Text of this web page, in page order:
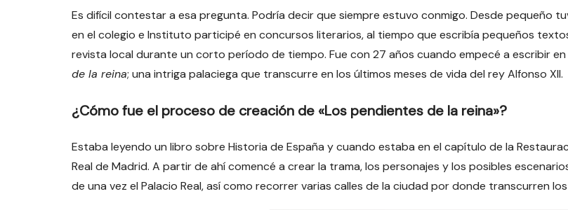
Es difícil contestar a esa pregunta. Podría decir que siempre estuvo conmigo. Desde pequeño
en el colegio e Instituto participé en concursos literarios, al tiempo que escribía pequeños
revista local durante un corto período de tiempo. Fue con 27 años cuando empecé a escribir
de la reina; una intriga palaciega que transcurre en los últimos meses de vida del rey Alfonso XII.
¿Cómo fue el proceso de creación de «Los pendientes de la reina»?
Estaba leyendo un libro sobre Historia de España y cuando estaba en el capítulo de la
Real de Madrid. A partir de ahí comencé a crear la trama, los personajes y los posibles
de una vez el Palacio Real, así como recorrer varias calles de la ciudad por donde transcurren